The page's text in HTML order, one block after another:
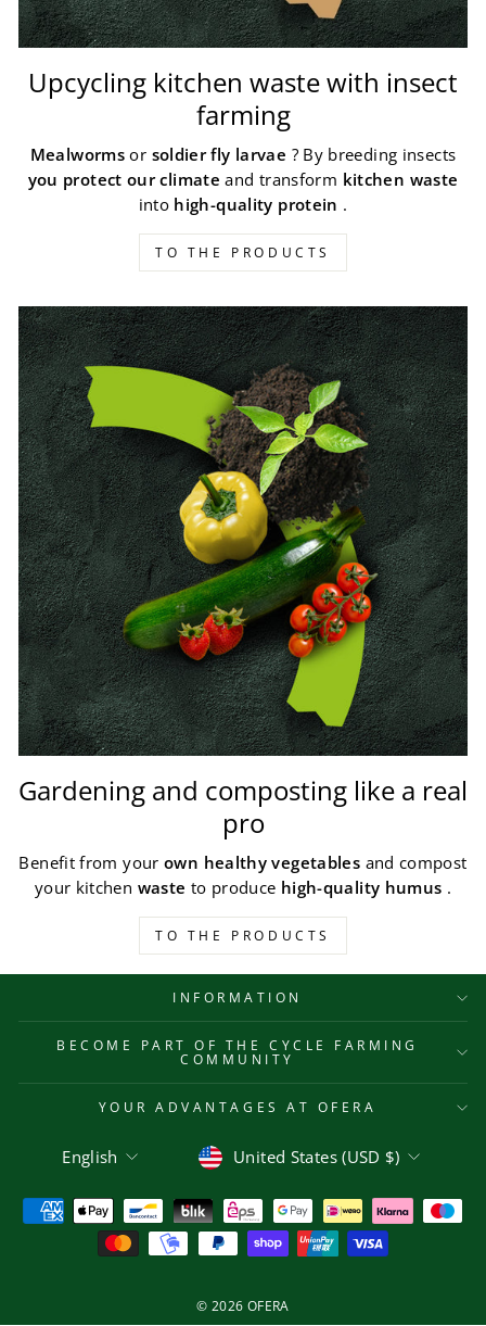
Upcycling kitchen waste with insect
farming
Mealworms or soldier fly larvae ? By breeding insects
you protect our climate and transform kitchen waste
into high-quality protein .
TO THE PRODUCTS
Gardening and composting like a real
pro
Benefit from yourown healthy vegetables and compost
your kitchen waste to produce high-quality humus .
TO THE PRODUCTS
INFORMATION
BECOME PART OF THE CYCLE FARMING
COMMUNITY
YOUR ADVANTAGES AT OFERA
Language
English Currency
United States (USD $)
© 2026 OFERA